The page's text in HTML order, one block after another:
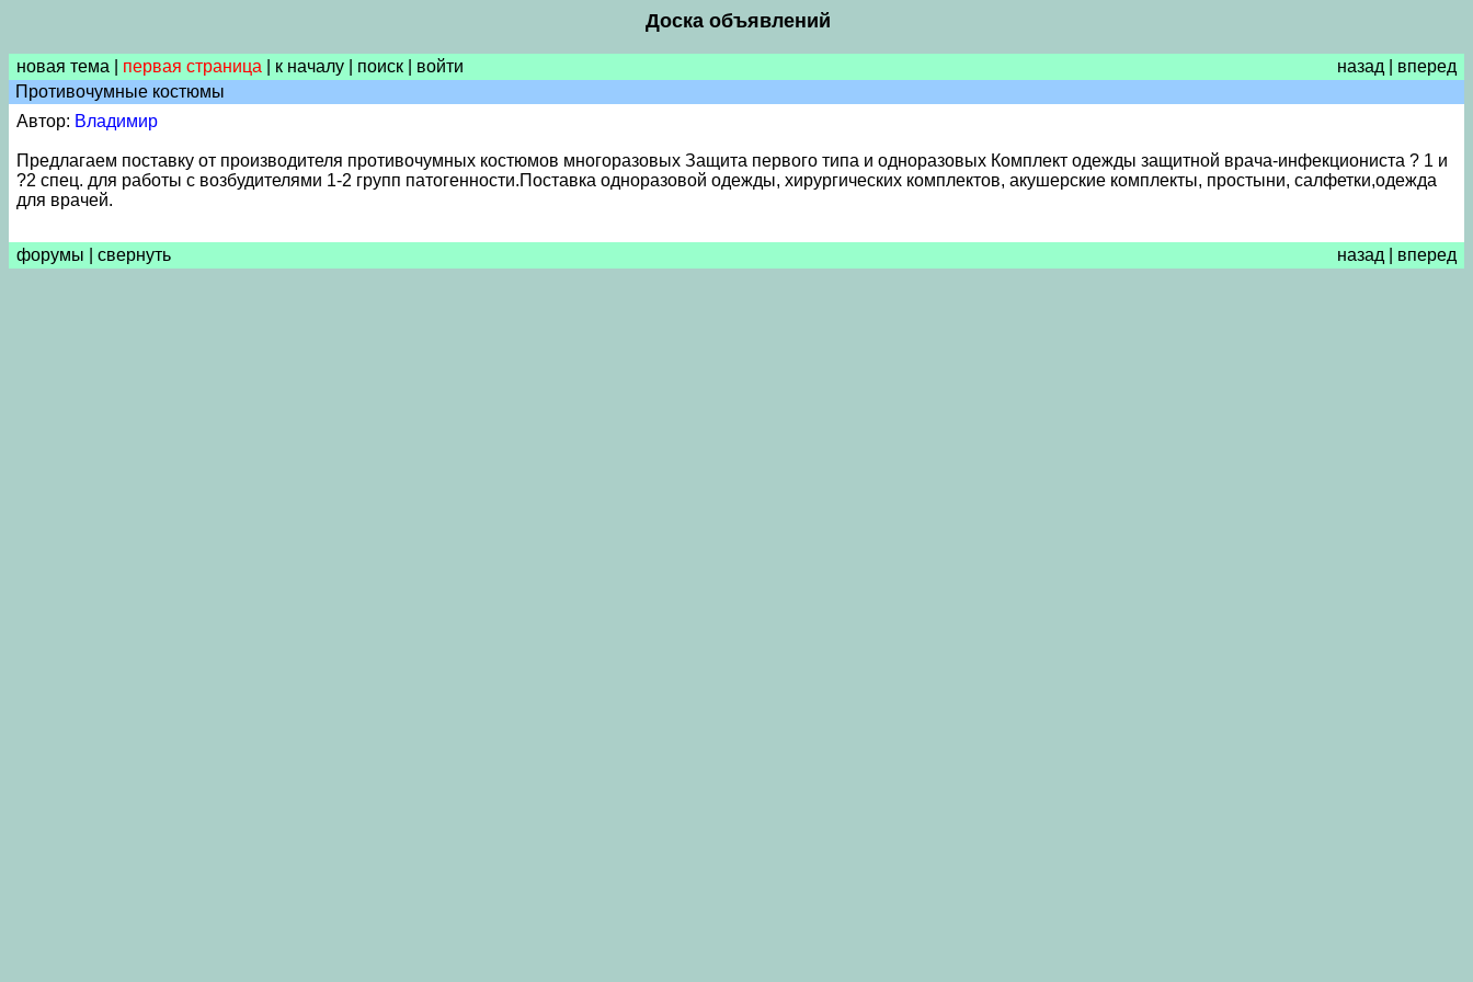
Доска объявлений
новая тема первая страница к началу поиск войти назад
вперед
Противочумные костюмы
Автор: Владимир
Предлагаем поставку от производителя противочумных костюмов многоразовых Защита первого типа и одноразовых Комплект одежды защитной врача-инфекциониста ? 1 и
?2 спец. для работы с возбудителями 1-2 групп патогенности.Поставка одноразовой одежды, хирургических комплектов, акушерские комплекты, простыни, салфетки,одежда
для врачей.
форумы свернуть назад вперед